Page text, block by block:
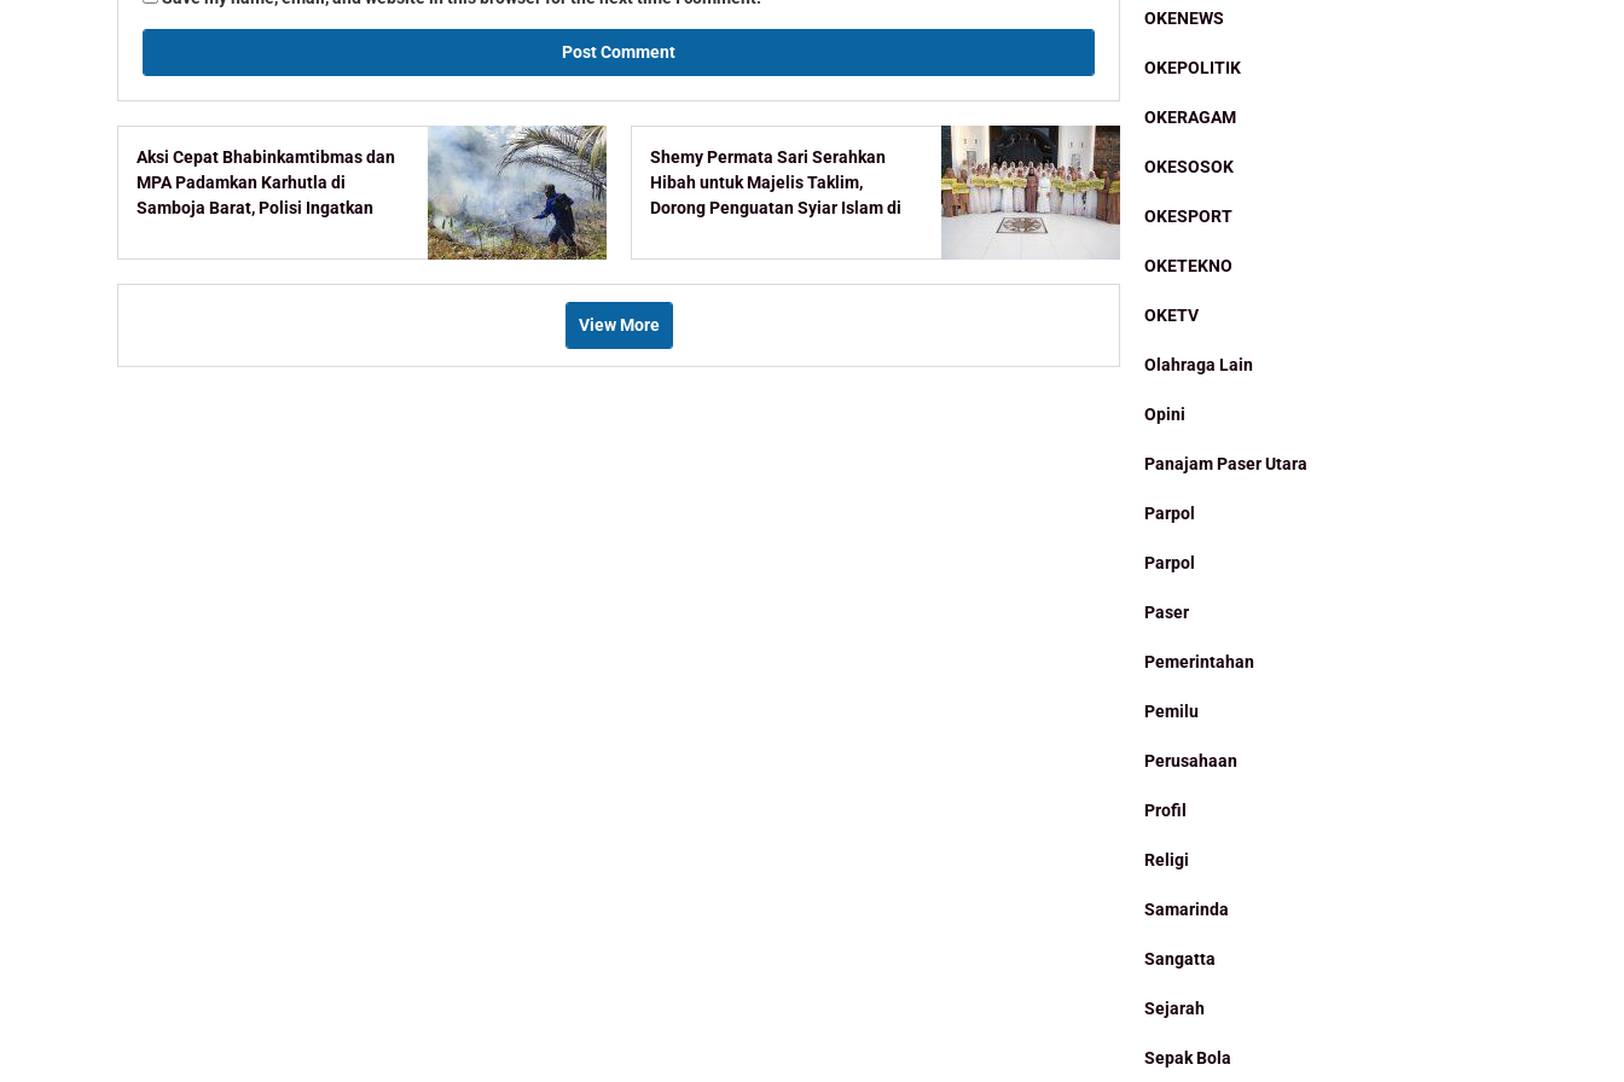
Aksi Cepat Bhabinkamtibmas dan
MPA Padamkan Karhutla di
Samboja Barat, Polisi Ingatkan
Lahan
Shemy Permata Sari Serahkan
Hibah untuk Majelis Taklim,
Dorong Penguatan Syiar Islam di
View More
OKENEWS
OKEPOLITIK
OKERAGAM
OKESOSOK
OKESPORT
OKETEKNO
OKETV
Olahraga Lain
Opini
Panajam Paser Utara
Parpol
Parpol
Paser
Pemerintahan
Pemilu
Perusahaan
Profil
Religi
Samarinda
Sangatta
Sejarah
Sepak Bola